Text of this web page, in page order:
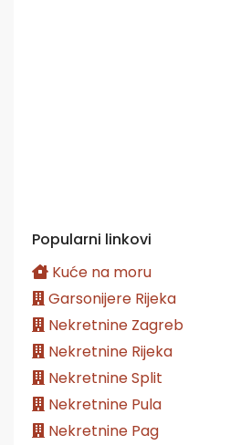
Popularni linkovi
Kuće na moru
Garsonijere Rijeka
Nekretnine Zagreb
Nekretnine Rijeka
Nekretnine Split
Nekretnine Pula
Nekretnine Pag